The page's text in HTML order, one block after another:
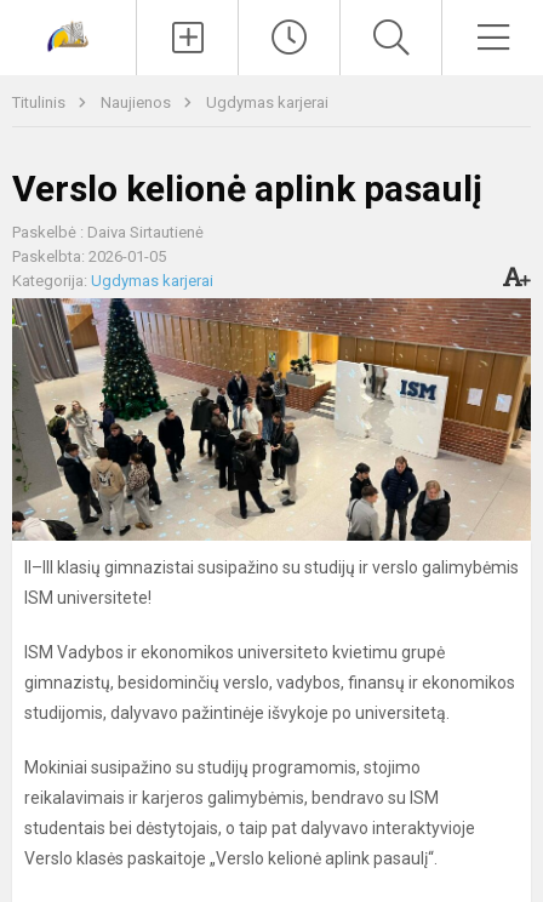
Titulinis Naujienos Ugdymas karjerai
Verslo kelionė aplink pasaulį
Paskelbė : Daiva Sirtautienė
Paskelbta: 2026-01-05
Kategorija: Ugdymas karjerai
II–III klasių gimnazistai susipažino su studijų ir verslo galimybėmis
ISM universitete!
ISM Vadybos ir ekonomikos universiteto kvietimu grupė
gimnazistų, besidominčių verslo, vadybos, finansų ir ekonomikos
studijomis, dalyvavo pažintinėje išvykoje po universitetą.
Mokiniai susipažino su studijų programomis, stojimo
reikalavimais ir karjeros galimybėmis, bendravo su ISM
studentais bei dėstytojais, o taip pat dalyvavo interaktyvioje
Verslo klasės paskaitoje „Verslo kelionė aplink pasaulį“.